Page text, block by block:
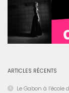
ARTICLES RÉCENTS
Le Gabon à